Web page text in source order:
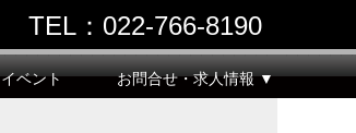
TEL：022‐766‐8190
イベント お問合せ・求人情報 ▼